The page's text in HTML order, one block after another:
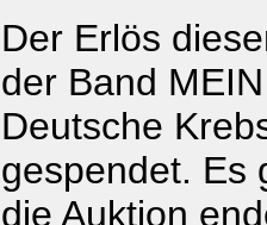
Der Erlös
der Band
Deutsche
gespendet. Es
die Auktion